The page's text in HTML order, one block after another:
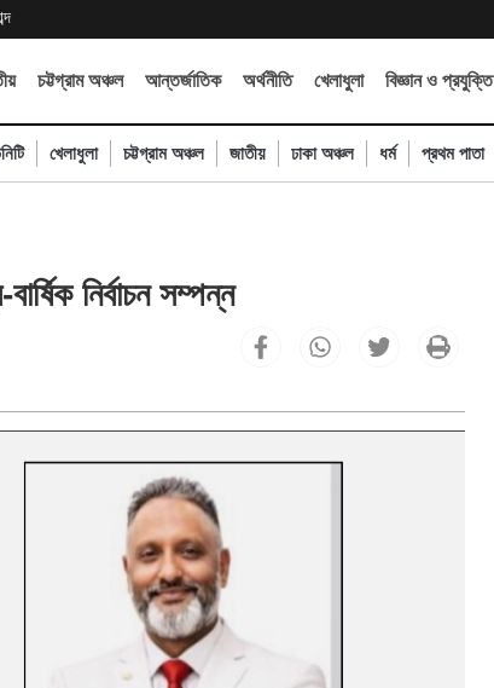
চট্টগ্রাম অঞ্চল আন্তর্জাতিক অর্থনীতি খেলাধুলা বিজ্ঞান ও প্রযুক্তি
খেলাধুলা চট্টগ্রাম অঞ্চল জাতীয় ঢাকা অঞ্চল ধর্ম প্রথম পাতা
নির্বাচন সম্পন্ন